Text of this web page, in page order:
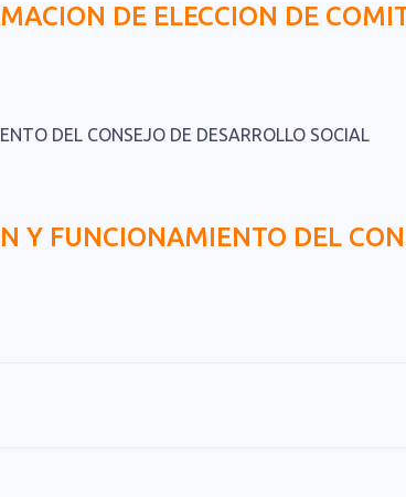
DE ELECCION DE
Y FUNCIONAMIENTO DEL